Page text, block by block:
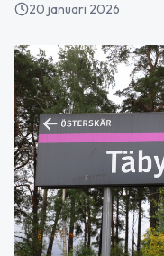
20 januari 2026